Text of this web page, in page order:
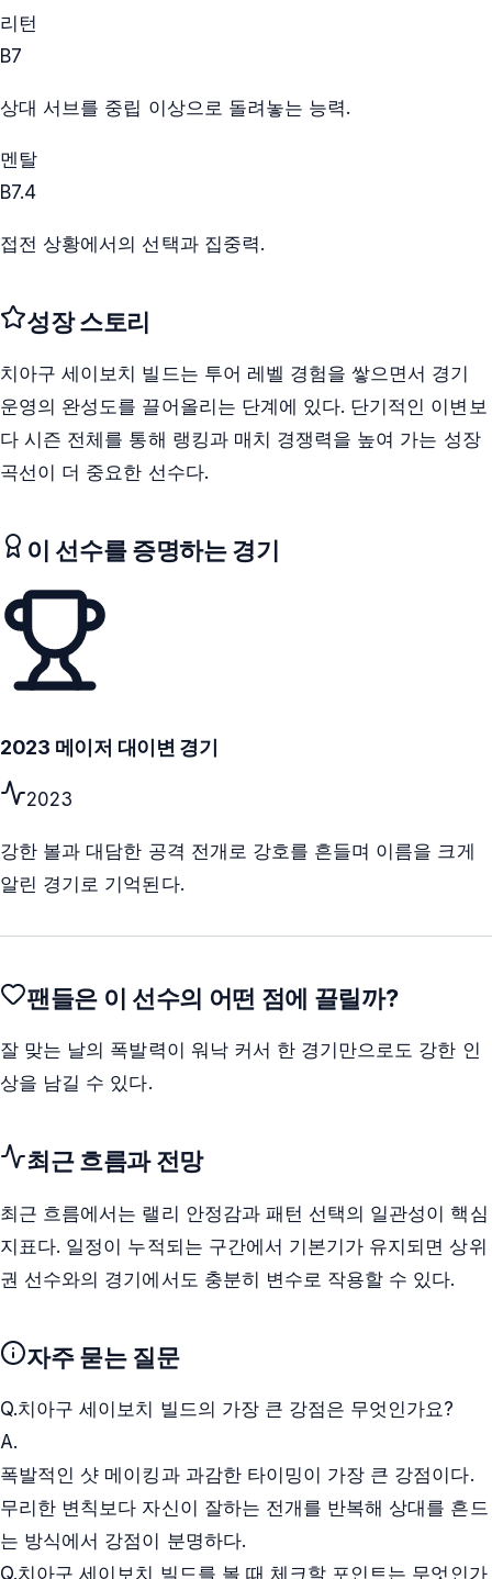
리턴
B7
상대 서브를 중립 이상으로 돌려놓는 능력.
멘탈
B7.4
접전 상황에서의 선택과 집중력.
성장 스토리
치아구 세이보치 빌드는 투어 레벨 경험을 쌓으면서 경기
운영의 완성도를 끌어올리는 단계에 있다. 단기적인 이변보
다 시즌 전체를 통해 랭킹과 매치 경쟁력을 높여 가는 성장
곡선이 더 중요한 선수다.
이 선수를 증명하는 경기
2023 메이저 대이변 경기
2023
강한 볼과 대담한 공격 전개로 강호를 흔들며 이름을 크게
알린 경기로 기억된다.
팬들은 이 선수의 어떤 점에 끌릴까?
잘 맞는 날의 폭발력이 워낙 커서 한 경기만으로도 강한 인
상을 남길 수 있다.
최근 흐름과 전망
최근 흐름에서는 랠리 안정감과 패턴 선택의 일관성이 핵심
지표다. 일정이 누적되는 구간에서 기본기가 유지되면 상위
권 선수와의 경기에서도 충분히 변수로 작용할 수 있다.
자주 묻는 질문
Q.치아구 세이보치 빌드의 가장 큰 강점은 무엇인가요?
A.
폭발적인 샷 메이킹과 과감한 타이밍이 가장 큰 강점이다.
무리한 변칙보다 자신이 잘하는 전개를 반복해 상대를 흔드
는 방식에서 강점이 분명하다.
Q.치아구 세이보치 빌드를 볼 때 체크할 포인트는 무엇인가